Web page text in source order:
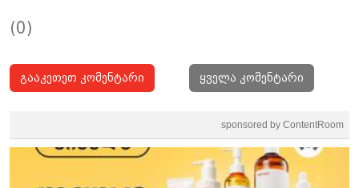
(0)
გააკეთეთ კომენტარი ყველა კომენტარი
sponsored by ContentRoom